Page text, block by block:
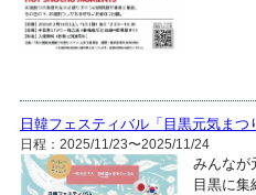
日韓フェスティバル「目黒元気まつ
日程：2025/11/23〜2025/11/24
みんなが
目黒に集